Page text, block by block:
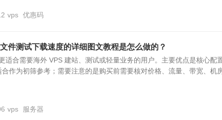
vps 优惠码
件测试下载速度的详细图文教程是怎么做的？
适合需要海外 VPS 建站、测试或轻量业务的用户。主要优点是核心配
作为初筛参考；需要注意的是购买前需要核对价格、流量、带宽、机房
vps 服务器